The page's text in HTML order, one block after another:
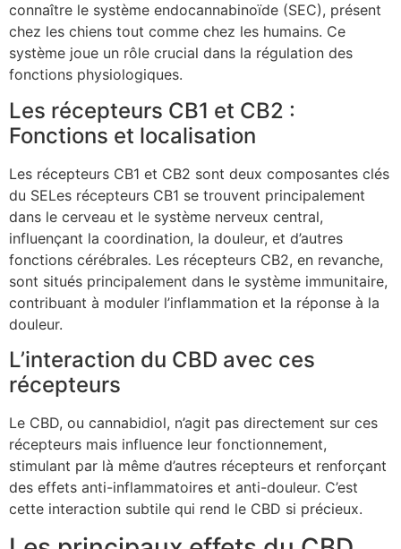
connaître le système endocannabinoïde (SEC), présent
chez les chiens tout comme chez les humains. Ce
système joue un rôle crucial dans la régulation des
fonctions physiologiques.
Les récepteurs CB1 et CB2 :
Fonctions et localisation
Les récepteurs CB1 et CB2 sont deux composantes clés
du SELes récepteurs CB1 se trouvent principalement
dans le cerveau et le système nerveux central,
influençant la coordination, la douleur, et d’autres
fonctions cérébrales. Les récepteurs CB2, en revanche,
sont situés principalement dans le système immunitaire,
contribuant à moduler l’inflammation et la réponse à la
douleur.
L’interaction du CBD avec ces
récepteurs
Le CBD, ou cannabidiol, n’agit pas directement sur ces
récepteurs mais influence leur fonctionnement,
stimulant par là même d’autres récepteurs et renforçant
des effets anti-inflammatoires et anti-douleur. C’est
cette interaction subtile qui rend le CBD si précieux.